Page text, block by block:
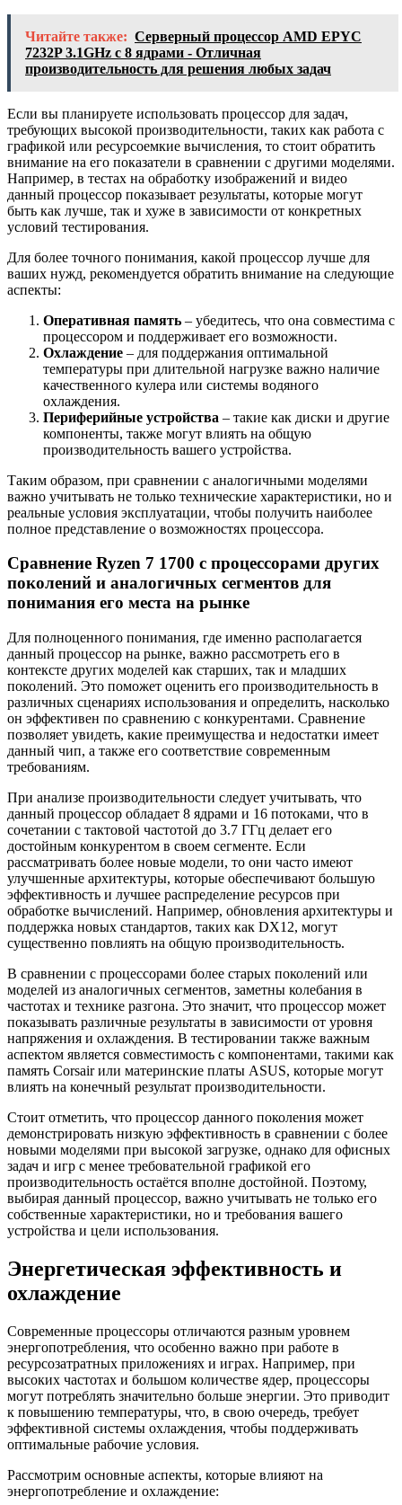
Читайте также: Серверный процессор AMD EPYC
7232P 3.1GHz с 8 ядрами - Отличная
производительность для решения любых задач
Если вы планируете использовать процессор для задач,
требующих высокой производительности, таких как работа с
графикой или ресурсоемкие вычисления, то стоит обратить
внимание на его показатели в сравнении с другими моделями.
Например, в тестах на обработку изображений и видео
данный процессор показывает результаты, которые могут
быть как лучше, так и хуже в зависимости от конкретных
условий тестирования.
Для более точного понимания, какой процессор лучше для
ваших нужд, рекомендуется обратить внимание на следующие
аспекты:
Оперативная память – убедитесь, что она совместима с
процессором и поддерживает его возможности.
Охлаждение – для поддержания оптимальной
температуры при длительной нагрузке важно наличие
качественного кулера или системы водяного
охлаждения.
Периферийные устройства – такие как диски и другие
компоненты, также могут влиять на общую
производительность вашего устройства.
Таким образом, при сравнении с аналогичными моделями
важно учитывать не только технические характеристики, но и
реальные условия эксплуатации, чтобы получить наиболее
полное представление о возможностях процессора.
Сравнение Ryzen 7 1700 с процессорами других
поколений и аналогичных сегментов для
понимания его места на рынке
Для полноценного понимания, где именно располагается
данный процессор на рынке, важно рассмотреть его в
контексте других моделей как старших, так и младших
поколений. Это поможет оценить его производительность в
различных сценариях использования и определить, насколько
он эффективен по сравнению с конкурентами. Сравнение
позволяет увидеть, какие преимущества и недостатки имеет
данный чип, а также его соответствие современным
требованиям.
При анализе производительности следует учитывать, что
данный процессор обладает 8 ядрами и 16 потоками, что в
сочетании с тактовой частотой до 3.7 ГГц делает его
достойным конкурентом в своем сегменте. Если
рассматривать более новые модели, то они часто имеют
улучшенные архитектуры, которые обеспечивают большую
эффективность и лучшее распределение ресурсов при
обработке вычислений. Например, обновления архитектуры и
поддержка новых стандартов, таких как DX12, могут
существенно повлиять на общую производительность.
В сравнении с процессорами более старых поколений или
моделей из аналогичных сегментов, заметны колебания в
частотах и технике разгона. Это значит, что процессор может
показывать различные результаты в зависимости от уровня
напряжения и охлаждения. В тестировании также важным
аспектом является совместимость с компонентами, такими как
память Corsair или материнские платы ASUS, которые могут
влиять на конечный результат производительности.
Стоит отметить, что процессор данного поколения может
демонстрировать низкую эффективность в сравнении с более
новыми моделями при высокой загрузке, однако для офисных
задач и игр с менее требовательной графикой его
производительность остаётся вполне достойной. Поэтому,
выбирая данный процессор, важно учитывать не только его
собственные характеристики, но и требования вашего
устройства и цели использования.
Энергетическая эффективность и
охлаждение
Современные процессоры отличаются разным уровнем
энергопотребления, что особенно важно при работе в
ресурсозатратных приложениях и играх. Например, при
высоких частотах и большом количестве ядер, процессоры
могут потреблять значительно больше энергии. Это приводит
к повышению температуры, что, в свою очередь, требует
эффективной системы охлаждения, чтобы поддерживать
оптимальные рабочие условия.
Рассмотрим основные аспекты, которые влияют на
энергопотребление и охлаждение: